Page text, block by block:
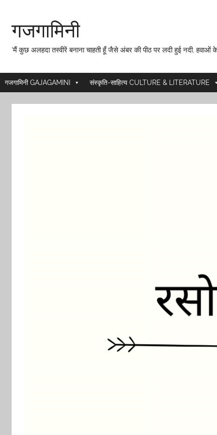
content
गजगामिनी
'मैं कुछ अलहदा तस्वीरें बनाना चाहती हूँ जैसे अंबर की पीठ पर लदी हुई नदी,
गजगामिनी GAJAGAMINI संस्कृति-साहित्य CULTURE & LITERATURE